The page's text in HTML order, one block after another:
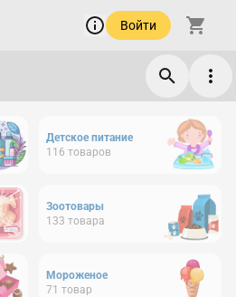
Войти
Детское питание
116 товаров
Зоотовары
133 товара
Мороженое
71 товар